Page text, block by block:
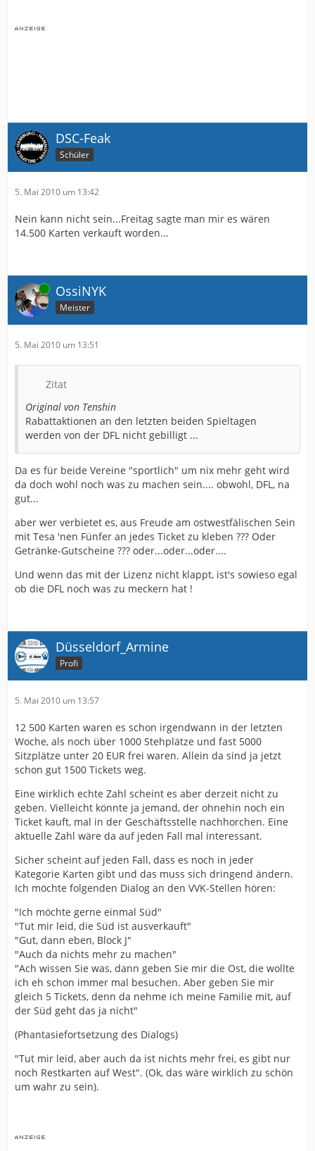
DSC-Feak
Schüler
5. Mai 2010 um 13:42
Nein kann nicht sein...Freitag sagte man mir es wären
14.500 Karten verkauft worden...
Online OssiNYK
Meister
5. Mai 2010 um 13:51
Zitat
Original von Tenshin
Rabattaktionen an den letzten beiden Spieltagen
werden von der DFL nicht gebilligt ...
Da es für beide Vereine "sportlich" um nix mehr geht wird
da doch wohl noch was zu machen sein.... obwohl, DFL, na
gut...
aber wer verbietet es, aus Freude am ostwestfälischen Sein
mit Tesa 'nen Fünfer an jedes Ticket zu kleben ??? Oder
Getränke-Gutscheine ??? oder...oder...oder....
Und wenn das mit der Lizenz nicht klappt, ist's sowieso egal
ob die DFL noch was zu meckern hat !
Düsseldorf_Armine
Profi
5. Mai 2010 um 13:57
12 500 Karten waren es schon irgendwann in der letzten
Woche, als noch über 1000 Stehplätze und fast 5000
Sitzplätze unter 20 EUR frei waren. Allein da sind ja jetzt
schon gut 1500 Tickets weg.
Eine wirklich echte Zahl scheint es aber derzeit nicht zu
geben. Vielleicht könnte ja jemand, der ohnehin noch ein
Ticket kauft, mal in der Geschäftsstelle nachhorchen. Eine
aktuelle Zahl wäre da auf jeden Fall mal interessant.
Sicher scheint auf jeden Fall, dass es noch in jeder
Kategorie Karten gibt und das muss sich dringend ändern.
Ich möchte folgenden Dialog an den VVK-Stellen hören:
"Ich möchte gerne einmal Süd"
"Tut mir leid, die Süd ist ausverkauft"
"Gut, dann eben, Block J"
"Auch da nichts mehr zu machen"
"Ach wissen Sie was, dann geben Sie mir die Ost, die wollte
ich eh schon immer mal besuchen. Aber geben Sie mir
gleich 5 Tickets, denn da nehme ich meine Familie mit, auf
der Süd geht das ja nicht"
(Phantasiefortsetzung des Dialogs)
"Tut mir leid, aber auch da ist nichts mehr frei, es gibt nur
noch Restkarten auf West". (Ok, das wäre wirklich zu schön
um wahr zu sein).